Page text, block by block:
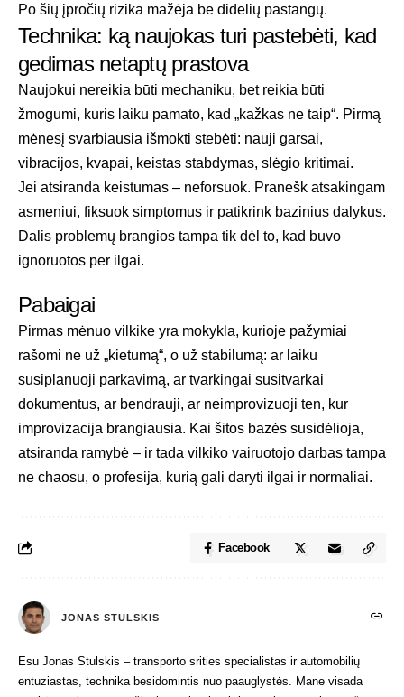
Po šių įpročių rizika mažėja be didelių pastangų.
Technika: ką naujokas turi pastebėti, kad
gedimas netaptų prastova
Naujokui nereikia būti mechaniku, bet reikia būti
žmogumi, kuris laiku pamato, kad „kažkas ne taip“. Pirmą
mėnesį svarbiausia išmokti stebėti: nauji garsai,
vibracijos, kvapai, keistas stabdymas, slėgio kritimai.
Jei atsiranda keistumas – neforsuok. Pranešk atsakingam
asmeniui, fiksuok simptomus ir patikrink bazinius dalykus.
Dalis problemų brangios tampa tik dėl to, kad buvo
ignoruotos per ilgai.
Pabaigai
Pirmas mėnuo vilkike yra mokykla, kurioje pažymiai
rašomi ne už „kietumą“, o už stabilumą: ar laiku
susiplanuoji parkavimą, ar tvarkingai susitvarkai
dokumentus, ar bendrauji, ar neimprovizuoji ten, kur
improvizacija brangiausia. Kai šitos bazės susidėlioja,
atsiranda ramybė – ir tada vilkiko vairuotojo darbas tampa
ne chaosu, o profesija, kurią gali daryti ilgai ir normaliai.
Facebook
JONAS STULSKIS
Esu Jonas Stulskis – transporto srities specialistas ir automobilių
entuziastas, technika besidomintis nuo paauglystės. Mane visada